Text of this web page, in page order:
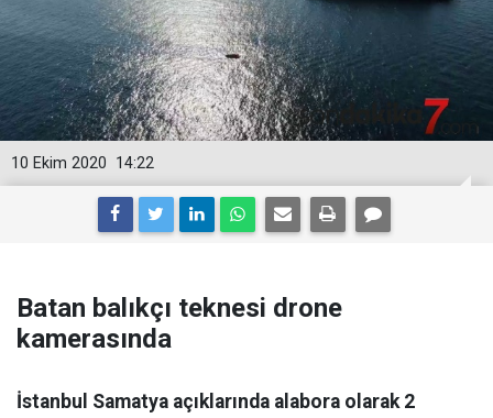
14:22
10 Ekim 2020
Batan balıkçı teknesi drone
kamerasında
İstanbul Samatya açıklarında alabora olarak 2